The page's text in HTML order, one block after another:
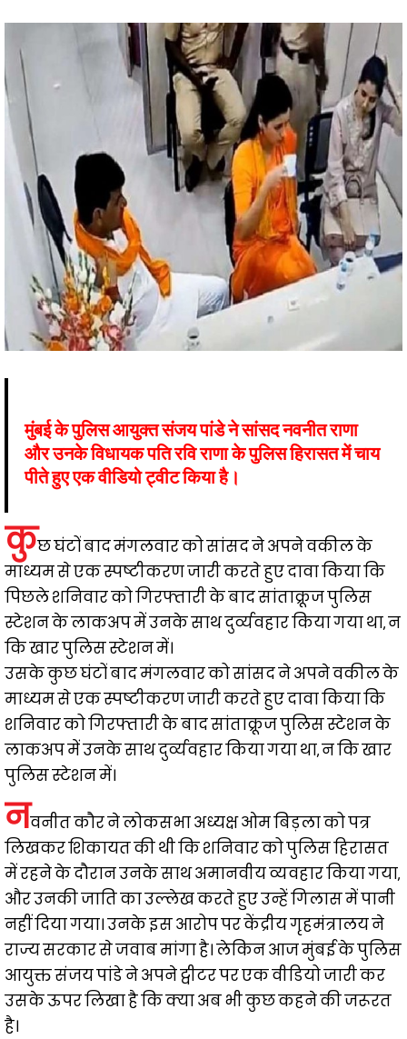
मुंबई के पुलिस आयुक्त संजय पांडे ने सांसद नवनीत राणा
और उनके विधायक पति रवि राणा के पुलिस हिरासत में चाय
पीते हुए एक वीडियो ट्वीट किया है।
कुछ घंटों बाद मंगलवार को सांसद ने अपने वकील के
माध्यम से एक स्पष्टीकरण जारी करते हुए दावा किया कि
पिछले शनिवार को गिरफ्तारी के बाद सांताक्रूज पुलिस
स्टेशन के लाकअप में उनके साथ दुर्व्यवहार किया गया था, न
कि खार पुलिस स्टेशन में।
उसके कुछ घंटों बाद मंगलवार को सांसद ने अपने वकील के
माध्यम से एक स्पष्टीकरण जारी करते हुए दावा किया कि
शनिवार को गिरफ्तारी के बाद सांताक्रूज पुलिस स्टेशन के
लाकअप में उनके साथ दुर्व्यवहार किया गया था, न कि खार
पुलिस स्टेशन में।
नवनीत कौर ने लोकसभा अध्यक्ष ओम बिड़ला को पत्र
लिखकर शिकायत की थी कि शनिवार को पुलिस हिरासत
में रहने के दौरान उनके साथ अमानवीय व्यवहार किया गया,
और उनकी जाति का उल्लेख करते हुए उन्हें गिलास में पानी
नहीं दिया गया। उनके इस आरोप पर केंद्रीय गृहमंत्रालय ने
राज्य सरकार से जवाब मांगा है। लेकिन आज मुंबई के पुलिस
आयुक्त संजय पांडे ने अपने ट्वीटर पर एक वीडियो जारी कर
उसके ऊपर लिखा है कि क्या अब भी कुछ कहने की जरूरत
है।